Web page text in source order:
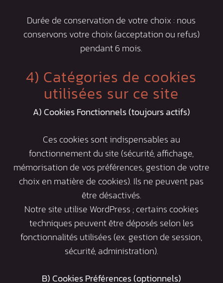
Durée de conservation de votre choix : nous
conservons votre choix (acceptation ou refus)
pendant 6 mois.
4) Catégories de cookies
utilisées sur ce site
A) Cookies Fonctionnels (toujours actifs)
Ces cookies sont indispensables au
fonctionnement du site (sécurité, affichage,
mémorisation de vos préférences, gestion de votre
choix en matière de cookies). Ils ne peuvent pas
être désactivés.
Notre site utilise WordPress ; certains cookies
techniques peuvent être déposés selon les
fonctionnalités utilisées (ex. gestion de session,
sécurité, administration).
B) Cookies Préférences (optionnels)